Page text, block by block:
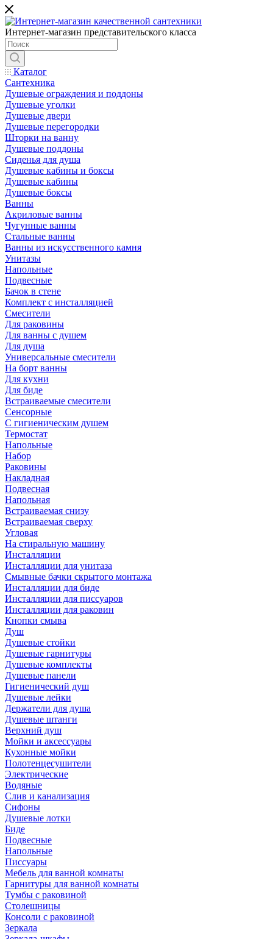
Интернет-магазин представительского класса
Каталог
Сантехника
Душевые ограждения и поддоны
Душевые уголки
Душевые двери
Душевые перегородки
Шторки на ванну
Душевые поддоны
Сиденья для душа
Душевые кабины и боксы
Душевые кабины
Душевые боксы
Ванны
Акриловые ванны
Чугунные ванны
Стальные ванны
Ванны из искусственного камня
Унитазы
Напольные
Подвесные
Бачок в стене
Комплект с инсталляцией
Смесители
Для раковины
Для ванны с душем
Для душа
Универсальные смесители
На борт ванны
Для кухни
Для биде
Встраиваемые смесители
Сенсорные
С гигиеническим душем
Термостат
Напольные
Набор
Раковины
Накладная
Подвесная
Напольная
Встраиваемая снизу
Встраиваемая сверху
Угловая
На стиральную машину
Инсталляции
Инсталляции для унитаза
Смывные бачки скрытого монтажа
Инсталляции для биде
Инсталляции для писсуаров
Инсталляции для раковин
Кнопки смыва
Душ
Душевые стойки
Душевые гарнитуры
Душевые комплекты
Душевые панели
Гигиенический душ
Душевые лейки
Держатели для душа
Душевые штанги
Верхний душ
Мойки и аксессуары
Кухонные мойки
Полотенцесушители
Электрические
Водяные
Слив и канализация
Сифоны
Душевые лотки
Биде
Подвесные
Напольные
Писсуары
Мебель для ванной комнаты
Гарнитуры для ванной комнаты
Тумбы с раковиной
Столешницы
Консоли с раковиной
Зеркала